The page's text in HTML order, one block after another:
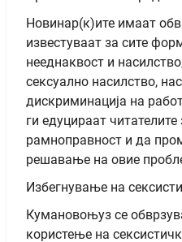
Новинар(к)ите имаат
известуваат за сите
нееднаквост и
сексуално насилство,
дискриминација на
ги едуцираат
рамноправност и да
решавање на овие
Избегнување на
Кумановоњуз се
користење на